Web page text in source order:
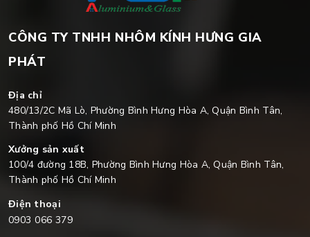
CÔNG TY TNHH NHÔM KÍNH HƯNG GIA
PHÁT
Địa chỉ
480/13/2C Mã Lò, Phường Bình Hưng Hòa A, Quận Bình Tân,
Thành phố Hồ Chí Minh
Xưởng sản xuất
100/4 đường 18B, Phường Bình Hưng Hòa A, Quận Bình Tân,
Thành phố Hồ Chí Minh
Điện thoại
0903 066 379